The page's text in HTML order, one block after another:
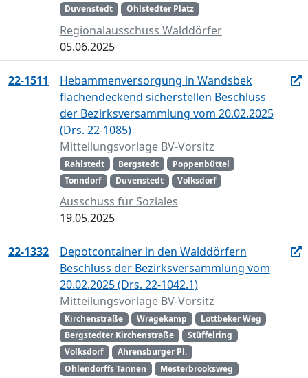
Duvenstedt Ohlstedter Platz
Regionalausschuss Walddörfer
05.06.2025
22-1511
Hebammenversorgung in Wandsbek
flächendeckend sicherstellen Beschluss
der Bezirksversammlung vom 20.02.2025
(Drs. 22-1085)
Mitteilungsvorlage BV-Vorsitz
Rahlstedt Bergstedt
Poppenbüttel
Tonndorf
Duvenstedt Volksdorf
Ausschuss für Soziales
19.05.2025
22-1332
Depotcontainer in den Walddörfern
Beschluss der Bezirksversammlung vom
20.02.2025 (Drs. 22-1042.1)
Mitteilungsvorlage BV-Vorsitz
Kirchenstraße Wragekamp
Lottbeker Weg
Bergstedter Kirchenstraße
Stüffelring
Volksdorf
Ahrensburger Pl.
Ohlendorffs Tannen
Mesterbrooksweg